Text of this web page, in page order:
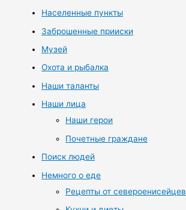
Населенные пункты
Заброшенные прииски
Музей
Охота и рыбалка
Наши таланты
Наши лица
Наши герои
Почетные граждане
Поиск людей
Немного о еде
Рецепты от североенисейцев